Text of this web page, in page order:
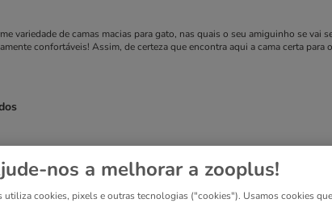
variedade de camas macias para gato, nas quais o seu amiguinho se
confortáveis! Assim, de certeza que encontra aqui a cama certa para
changed
Seleção zooplus
nos a melhorar a zooplus!
utiliza cookies, pixels e outras tecnologias ("cookies"). Usamos cookies